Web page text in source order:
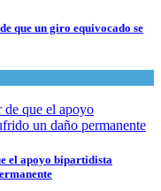
que un giro equivocado se
el apoyo bipartidista